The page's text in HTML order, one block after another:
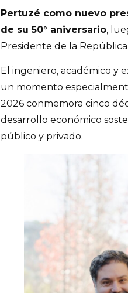
Pertuzé como nuevo
de su 50° aniversario,
Presidente de la
El ingeniero, académico y
un momento
2026 conmemora cinco
desarrollo económico
público y privado.